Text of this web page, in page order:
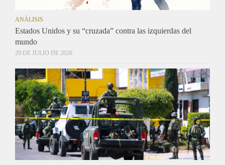
ANÁLISIS
Estados Unidos y su “cruzada” contra las izquierdas del
mundo
29 DE JULIO DE 2026